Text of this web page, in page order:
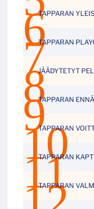
TAPPARAN
TAPPARAN
JÄÄDYTETYT
TAPPARAN
TAPPARAN
TAPPARAN
TAPPARAN